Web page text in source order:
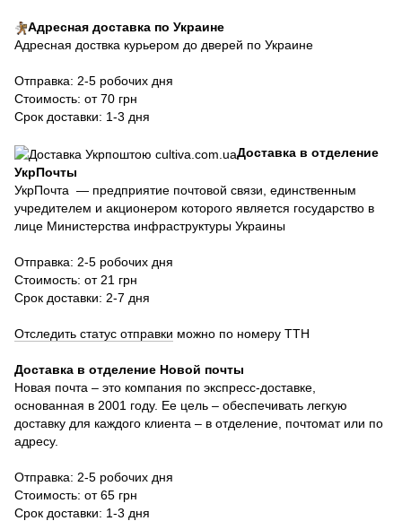
Адресная доставка по Украине
Адресная доствка курьером до дверей по Украине
Отправка: 2-5 робочих дня
Стоимость: от 70 грн
Срок доставки: 1-3 дня
Доставка в отделение
УкрПочты
УкрПочта — предприятие почтовой связи, единственным
учредителем и акционером которого является государство в
лице Министерства инфраструктуры Украины
Отправка: 2-5 робочих дня
Стоимость: от 21 грн
Срок доставки: 2-7 дня
Отследить статус отправки можно по номеру ТТН
Доставка в отделение Новой почты
Новая почта – это компания по экспресс-доставке,
основанная в 2001 году. Ее цель – обеспечивать легкую
доставку для каждого клиента – в отделение, почтомат или по
адресу.
Отправка: 2-5 робочих дня
Стоимость: от 65 грн
Срок доставки: 1-3 дня